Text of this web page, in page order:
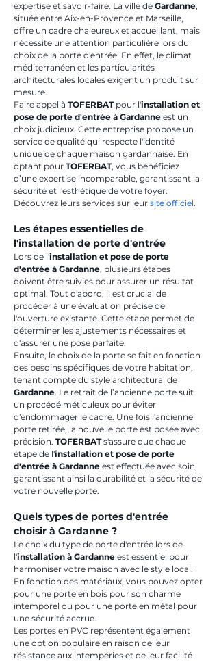
expertise et savoir-faire. La ville de Gardanne,
située entre Aix-en-Provence et Marseille,
offre un cadre chaleureux et accueillant, mais
nécessite une attention particulière lors du
choix de la porte d'entrée. En effet, le climat
méditerranéen et les particularités
architecturales locales exigent un produit sur
mesure.
Faire appel à TOFERBAT pour l'installation et
pose de porte d'entrée à Gardanne est un
choix judicieux. Cette entreprise propose un
service de qualité qui respecte l'identité
unique de chaque maison gardannaise. En
optant pour TOFERBAT, vous bénéficiez
d’une expertise incomparable, garantissant la
sécurité et l'esthétique de votre foyer.
Découvrez leurs services sur leur site officiel.
Les étapes essentielles de
l'installation de porte d'entrée
Lors de l'installation et pose de porte
d'entrée à Gardanne, plusieurs étapes
doivent être suivies pour assurer un résultat
optimal. Tout d'abord, il est crucial de
procéder à une évaluation précise de
l'ouverture existante. Cette étape permet de
déterminer les ajustements nécessaires et
d'assurer une pose parfaite.
Ensuite, le choix de la porte se fait en fonction
des besoins spécifiques de votre habitation,
tenant compte du style architectural de
Gardanne. Le retrait de l’ancienne porte suit
un procédé méticuleux pour éviter
d'endommager le cadre. Une fois l'ancienne
porte retirée, la nouvelle porte est posée avec
précision. TOFERBAT s'assure que chaque
étape de l'installation et pose de porte
d'entrée à Gardanne est effectuée avec soin,
garantissant ainsi la durabilité et la sécurité de
votre nouvelle porte.
Quels types de portes d'entrée
choisir à Gardanne ?
Le choix du type de porte d'entrée lors de
l'installation à Gardanne est essentiel pour
harmoniser votre maison avec le style local.
En fonction des matériaux, vous pouvez opter
pour une porte en bois pour son charme
intemporel ou pour une porte en métal pour
une sécurité accrue.
Les portes en PVC représentent également
une option populaire en raison de leur
résistance aux intempéries et de leur facilité